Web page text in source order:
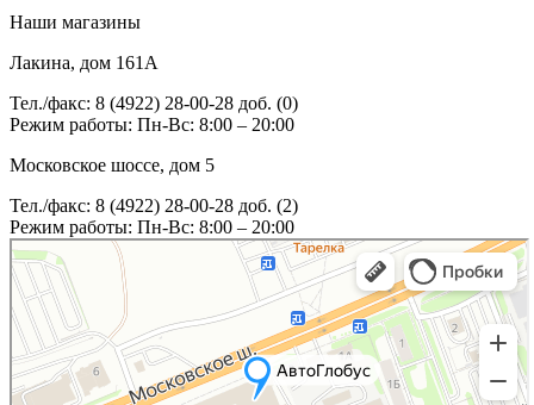
Наши магазины
Лакина, дом 161А
Тел./факс: 8 (4922) 28-00-28 доб. (0)
Режим работы: Пн-Вс: 8:00 – 20:00
Московское шоссе, дом 5
Тел./факс: 8 (4922) 28-00-28 доб. (2)
Режим работы: Пн-Вс: 8:00 – 20:00